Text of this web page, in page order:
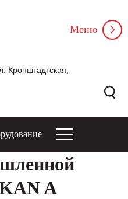
Кронштадтская,
Меню
A